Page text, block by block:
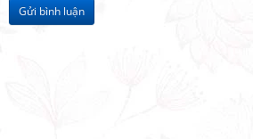
Gửi bình luận